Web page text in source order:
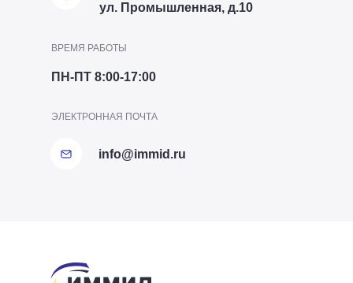
ПН-ПТ 8:00-17:00
ВРЕМЯ РАБОТЫ
ул. Промышленная, д.10
info@immid.ru
ЭЛЕКТРОННАЯ ПОЧТА
Производство
Производство в
Представительство в
Представительство в
ИммидСтрой